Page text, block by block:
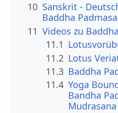
10 Sanskrit -
Baddha
11 Videos zu
11.1
11.2 Lotus
11.3 Baddha
11.4 Yoga
Bandha
Mudrasana